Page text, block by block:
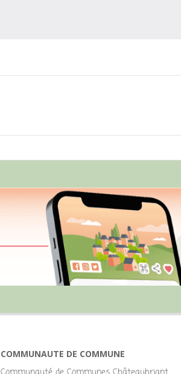
COMMUNAUTE DE COMMUNE